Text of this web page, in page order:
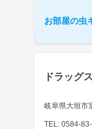
お部屋の虫
ドラッグ
岐阜県大垣市
TEL: 0584-